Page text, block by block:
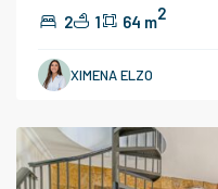
2 1 64 m2
XIMENA ELZO